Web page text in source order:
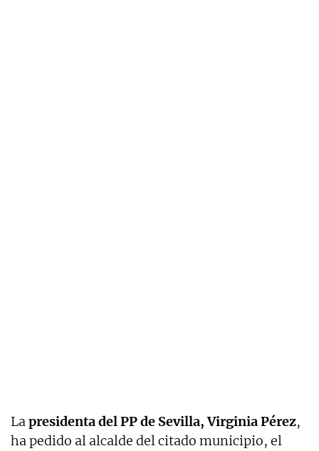
Lapresidenta del PP de Sevilla, Virginia Pérez,
ha pedido al alcalde del citado municipio, el